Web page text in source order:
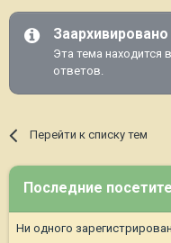
Заархивировано
Эта тема находится
ответов.
Перейти к списку тем
Последние
Ни одного